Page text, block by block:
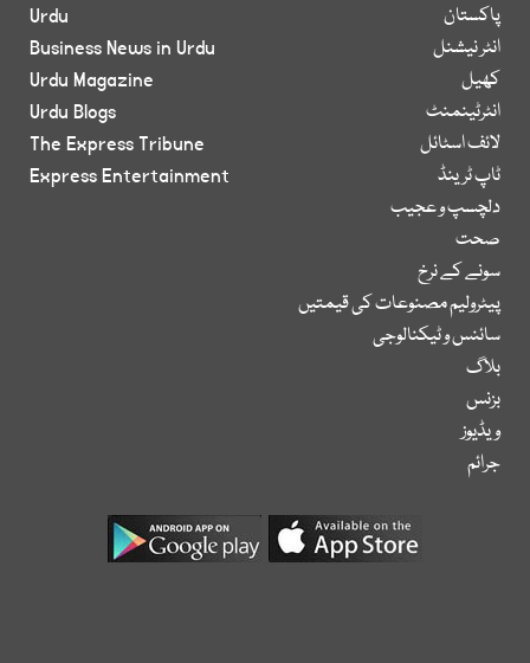
پاکستان
انٹر نیشنل
کھیل
انٹرٹینمنٹ
لائف اسٹائل
ٹاپ ٹرینڈ
دلچسپ و عجیب
صحت
سونے کے نرخ
پیٹرولیم مصنوعات کی قیمتیں
سائنس و ٹیکنالوجی
بلاگ
بزنس
ویڈیوز
جرائم
Urdu
Business News in Urdu
Urdu Magazine
Urdu Blogs
The Express Tribune
Express Entertainment